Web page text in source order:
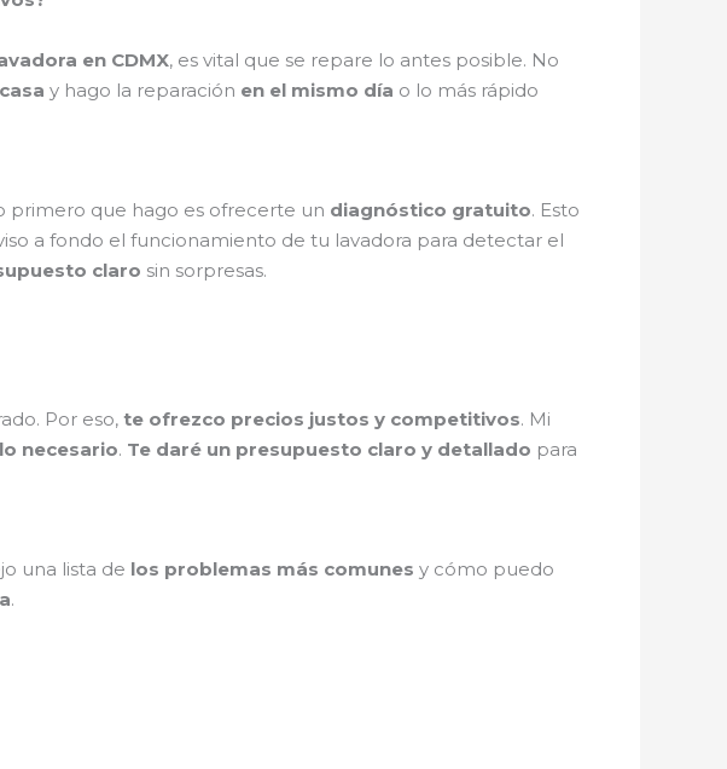
en CDMX, es vital que se repare lo antes posible. No
y hago la reparación en el mismo día o lo más rápido
primero que hago es ofrecerte un diagnóstico gratuito. Esto
a fondo el funcionamiento de tu lavadora para detectar el
claro sin sorpresas.
Por eso, te ofrezco precios justos y competitivos. Mi
necesario. Te daré un presupuesto claro y detallado para
una lista de los problemas más comunes y cómo puedo
.